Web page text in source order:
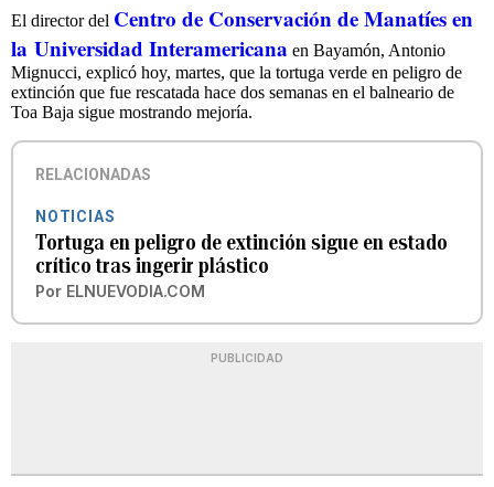
El director del Centro de Conservación de Manatíes en
la Universidad Interamericana en Bayamón, Antonio
Mignucci, explicó hoy, martes, que la tortuga verde en peligro de
extinción que fue rescatada hace dos semanas en el balneario de
Toa Baja sigue mostrando mejoría.
RELACIONADAS
NOTICIAS
Tortuga en peligro de extinción sigue en estado
crítico tras ingerir plástico
Por ELNUEVODIA.COM
PUBLICIDAD